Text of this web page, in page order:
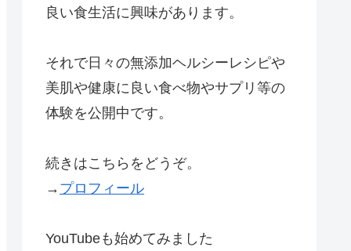
良い食生活に興味があります。
それで日々の無添加ヘルシーレシピや
美肌や健康に良い食べ物やサプリ等の
体験を公開中です。
続きはこちらをどうぞ。
→ プロフィール
YouTubeも始めてみました